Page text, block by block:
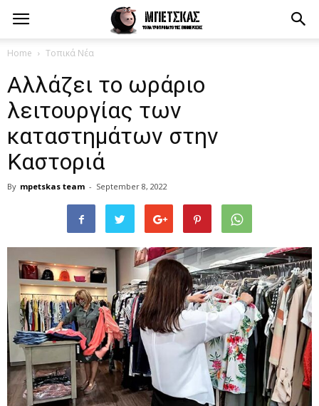
Home Τοπικά Νέα
Αλλάζει το ωράριο
λειτουργίας των
καταστημάτων στην
Καστοριά
By mpetskas team - September 8, 2022